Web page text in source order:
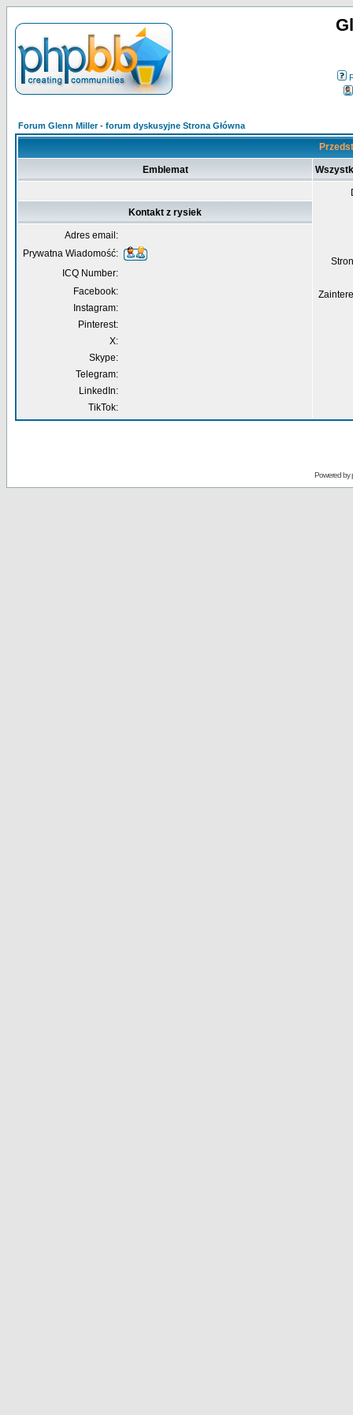
Forum Glenn Miller - forum dyskusyjne Strona Główna
Emblemat
Kontakt z rysiek
Adres email:
Prywatna Wiadomość:
ICQ Number:
Facebook:
Instagram:
Pinterest:
X:
Skype:
Telegram:
LinkedIn:
TikTok:
Powered by